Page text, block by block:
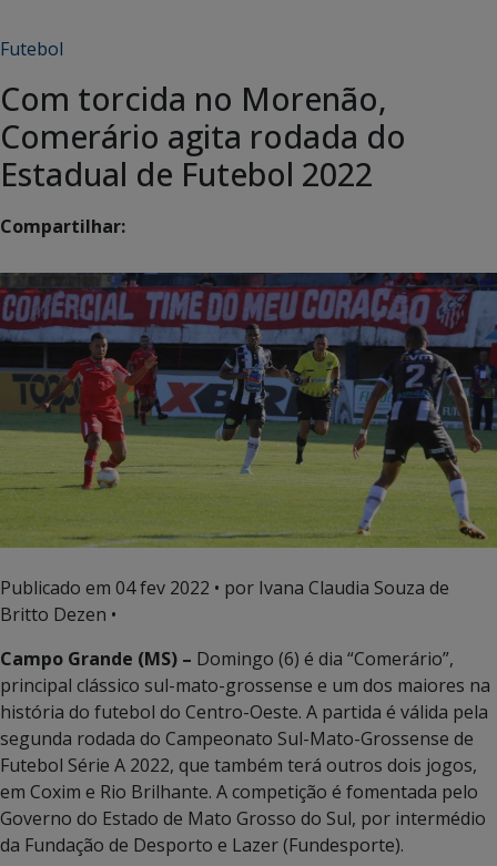
Futebol
Com torcida no Morenão,
Comerário agita rodada do
Estadual de Futebol 2022
Compartilhar:
Publicado em 04 fev 2022 • por Ivana Claudia Souza de
Britto Dezen •
Campo Grande (MS) – Domingo (6) é dia “Comerário”,
principal clássico sul-mato-grossense e um dos maiores na
história do futebol do Centro-Oeste. A partida é válida pela
segunda rodada do Campeonato Sul-Mato-Grossense de
Futebol Série A 2022, que também terá outros dois jogos,
em Coxim e Rio Brilhante. A competição é fomentada pelo
Governo do Estado de Mato Grosso do Sul, por intermédio
da Fundação de Desporto e Lazer (Fundesporte).